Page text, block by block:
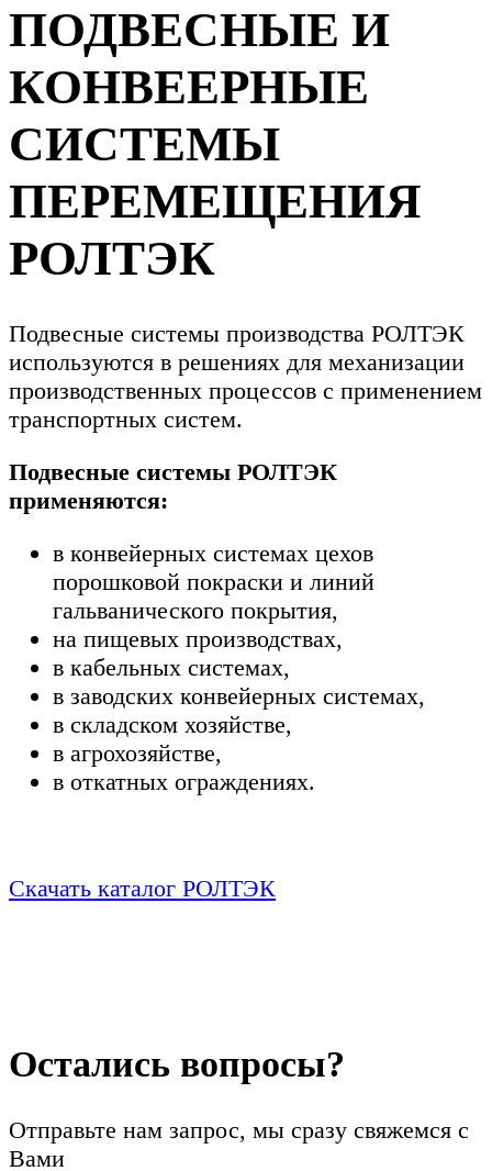
ПОДВЕСНЫЕ И
КОНВЕЕРНЫЕ
СИСТЕМЫ
ПЕРЕМЕЩЕНИЯ
РОЛТЭК
Подвесные системы производства РОЛТЭК
используются в решениях для механизации
производственных процессов с применением
транспортных систем.
Подвесные системы РОЛТЭК
применяются:
в конвейерных системах цехов
порошковой покраски и линий
гальванического покрытия,
на пищевых производствах,
в кабельных системах,
в заводских конвейерных системах,
в складском хозяйстве,
в агрохозяйстве,
в откатных ограждениях.
Скачать каталог РОЛТЭК
Остались вопросы?
Отправьте нам запрос, мы сразу свяжемся с
Вами